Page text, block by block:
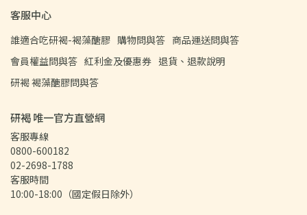
客服中心
誰適合吃研褐-褐藻醣膠 購物問與答 商品運送問與答
會員權益問與答 紅利金及優惠券 退貨、退款說明
研褐 褐藻醣膠問與答
研褐 唯一官方直營網
客服專線
0800-600182
02-2698-1788
客服時間
10:00-18:00（國定假日除外）